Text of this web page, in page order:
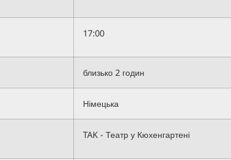
17:00
близько 2 годин
Німецька
TAK - Театр у Кюхенгартені